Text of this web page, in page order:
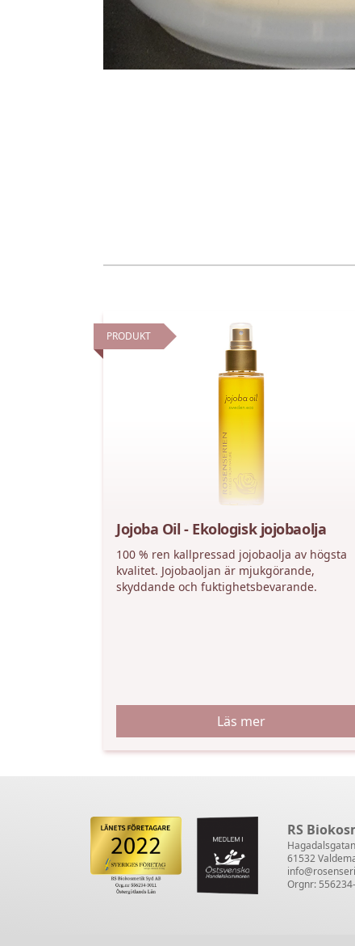
PRODUKT
Jojoba Oil - Ekologisk jojobaolja
100 % ren kallpressad jojobaolja av högsta
kvalitet. Jojobaoljan är mjukgörande,
skyddande och fuktighetsbevarande.
Läs mer
RS
61532
Orgnr: